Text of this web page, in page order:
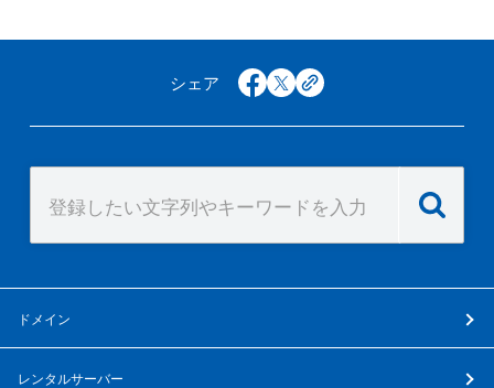
シェア facebook
x copy
ドメイン
レンタルサーバー